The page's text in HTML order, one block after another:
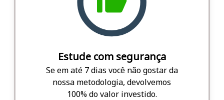
Estude com segurança
Se em até 7 dias você não gostar da
nossa metodologia, devolvemos
100% do valor investido.